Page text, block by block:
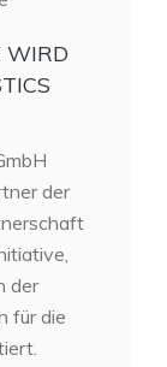
WIRD
der
der
für die